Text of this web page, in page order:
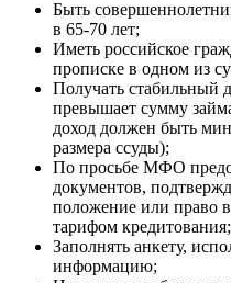
На самом
денежки в
только
получил
Быть
в 65-70 лет;
Иметь российское
прописке в одном из
Получать стабильный
превышает сумму
доход должен быть
размера ссуды);
По просьбе МФО
документов,
положение или право
тарифом кредитования;
Заполнять анкету,
информацию;